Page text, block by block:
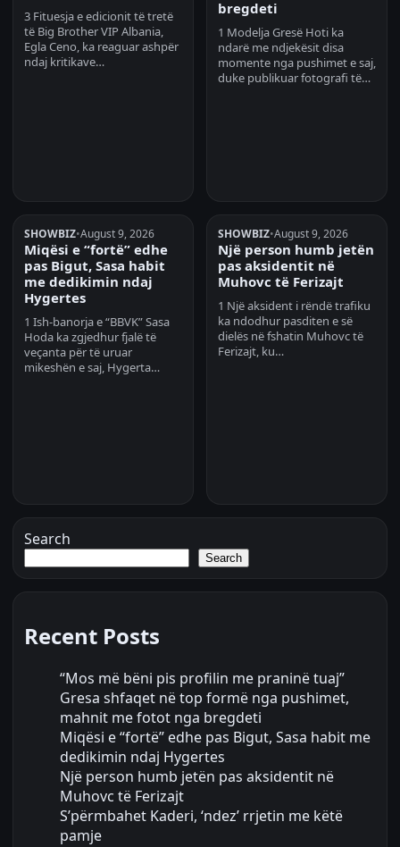
3 Fituesja e edicionit të tretë
të Big Brother VIP Albania,
Egla Ceno, ka reaguar ashpër
ndaj kritikave…
bregdeti
1 Modelja Gresë Hoti ka
ndarë me ndjekësit disa
momente nga pushimet e saj,
duke publikuar fotografi të…
SHOWBIZ•August 9, 2026
Miqësi e “fortë” edhe
pas Bigut, Sasa habit
me dedikimin ndaj
Hygertes
1 Ish-banorja e “BBVK” Sasa
Hoda ka zgjedhur fjalë të
veçanta për të uruar
mikeshën e saj, Hygerta…
SHOWBIZ•August 9, 2026
Një person humb jetën
pas aksidentit në
Muhovc të Ferizajt
1 Një aksident i rëndë trafiku
ka ndodhur pasditen e së
dielës në fshatin Muhovc të
Ferizajt, ku…
Search
Search
Recent Posts
“Mos më bëni pis profilin me praninë tuaj”
Gresa shfaqet në top formë nga pushimet,
mahnit me fotot nga bregdeti
Miqësi e “fortë” edhe pas Bigut, Sasa habit me
dedikimin ndaj Hygertes
Një person humb jetën pas aksidentit në
Muhovc të Ferizajt
S’përmbahet Kaderi, ‘ndez’ rrjetin me këtë
pamje